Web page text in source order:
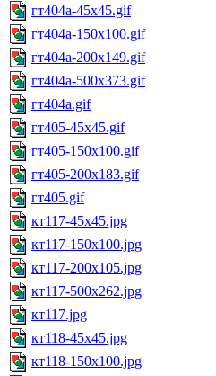
гт404а-45x45.gif
гт404а-150x100.gif
гт404а-200x149.gif
гт404а-500x373.gif
гт404а.gif
гт405-45x45.gif
гт405-150x100.gif
гт405-200x183.gif
гт405.gif
кт117-45x45.jpg
кт117-150x100.jpg
кт117-200x105.jpg
кт117-500x262.jpg
кт117.jpg
кт118-45x45.jpg
кт118-150x100.jpg